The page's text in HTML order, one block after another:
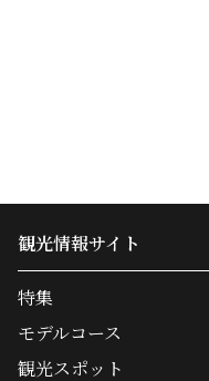
観光情報サイト
特集
モデルコース
観光スポット